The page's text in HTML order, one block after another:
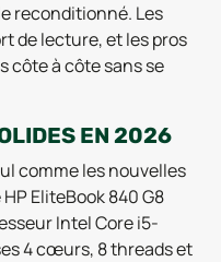
reconditionné. Les
de lecture, et les pros
côte à côte sans se
EN 2026
comme les nouvelles
EliteBook 840 G8
Intel Core i5-
4 cœurs, 8 threads et